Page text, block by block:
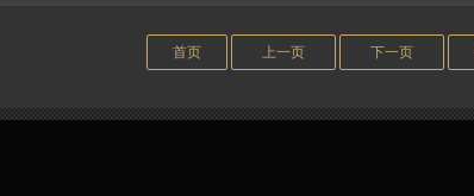
首页 上一页 下一页